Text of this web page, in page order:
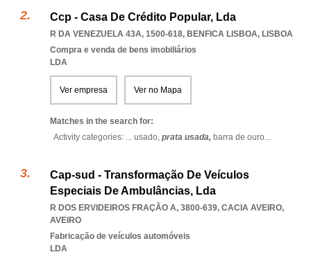
Ccp - Casa De Crédito Popular, Lda
R DA VENEZUELA 43A, 1500-618, BENFICA LISBOA, LISBOA
Compra e venda de bens imobiliários
LDA
Ver empresa Ver no Mapa
Matches in the search for:
Activity categories: ... usado, prata usada, barra de ouro...
Cap-sud - Transformação De Veículos
Especiais De Ambulâncias, Lda
R DOS ERVIDEIROS FRAÇÃO A, 3800-639, CACIA AVEIRO,
AVEIRO
Fabricação de veículos automóveis
LDA